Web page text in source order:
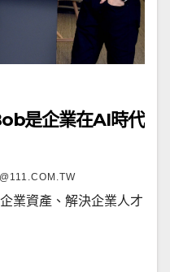
是企業在AI時代
業資產、解決企業人才